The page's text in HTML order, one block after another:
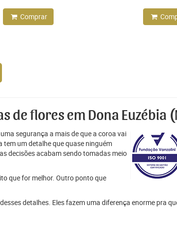
Comprar
flores em Dona Euzébia
segurança a mais de que a coroa vai
um detalhe que quase ninguém
decisões acabam sendo tomadas meio
que for melhor. Outro ponto que
detalhes. Eles fazem uma diferença enorme pra